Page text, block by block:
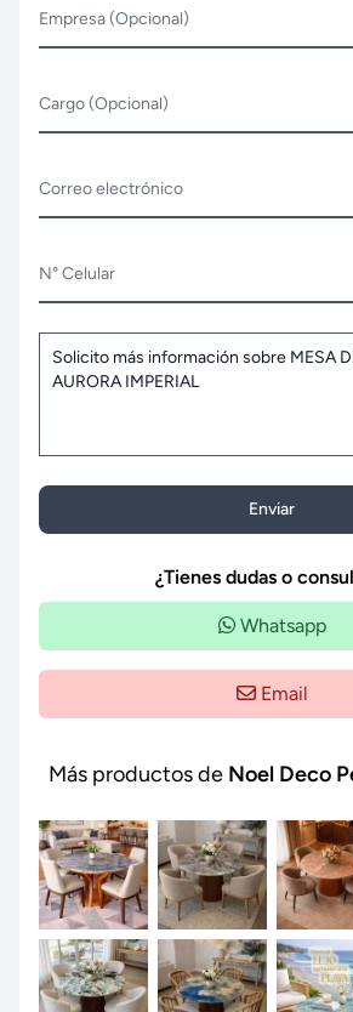
Empresa (Opcional)
Cargo (Opcional)
Correo electrónico
N° Celular
Enviar
¿Tienes dudas o
Whatsapp
Email
Más productos de Noel Deco